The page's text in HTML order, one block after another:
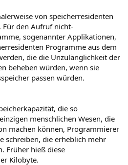
von speicherresidenten
den Aufruf nicht-
sogenannter Applikationen,
Programme aus dem
die die Unzulänglichkeit der
beheben würden, wenn sie
passen würden.
die so
menschlichen Wesen, die
machen können, Programmierer
schreiben, die erheblich mehr
Früher hieß diese
Kilobyte.